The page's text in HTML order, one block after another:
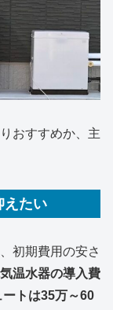
おすすめか、主
えたい
初期費用の安さ
温水器の導入費
トは35万～60